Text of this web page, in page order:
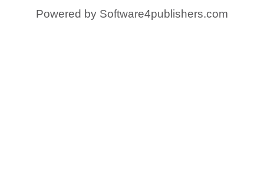
Powered by Software4publishers.com